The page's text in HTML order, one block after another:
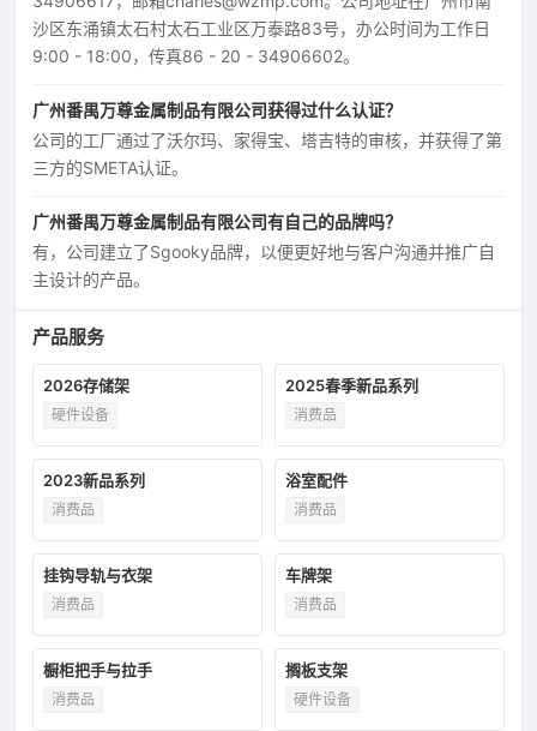
沙区东涌镇太石村太石工业区万泰路83号，办公时间为工作日
9:00 - 18:00，传真86 - 20 - 34906602。
广州番禺万尊金属制品有限公司获得过什么认证？
公司的工厂通过了沃尔玛、家得宝、塔吉特的审核，并获得了第
三方的SMETA认证。
广州番禺万尊金属制品有限公司有自己的品牌吗？
有，公司建立了Sgooky品牌，以便更好地与客户沟通并推广自
主设计的产品。
产品服务
2026存储架
硬件设备
2025春季新品系列
消费品
2023新品系列
消费品
浴室配件
消费品
挂钩导轨与衣架
消费品
车牌架
消费品
橱柜把手与拉手
消费品
搁板支架
硬件设备